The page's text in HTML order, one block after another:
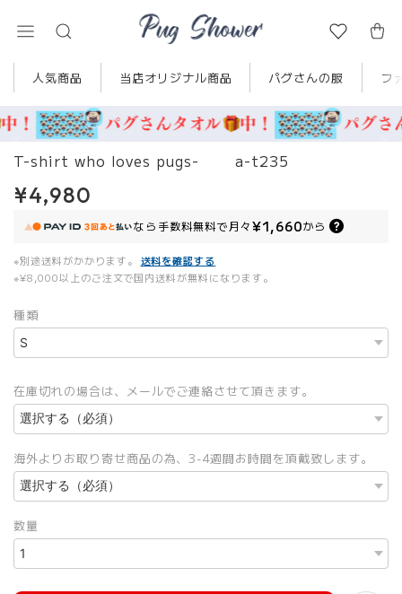
人気商品 当店オリジナル商品 パグさんの服 フ
T-shirt who loves pugs- a-t235
¥4,980
なら 手数料無料で月々¥1,660から
※別途送料がかかります。
送料を確認する
※¥8,000以上のご注文で国内送料が無料になります。
種類
在庫切れの場合は、メールでご連絡させて頂きます。
海外よりお取り寄せ商品の為、3-4週間お時間を頂戴致します。
数量